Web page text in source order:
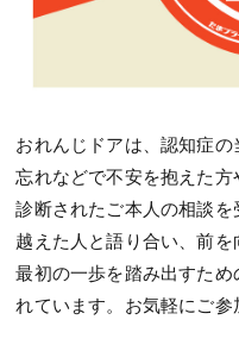
おれんじドアは、認知症
忘れなどで不安を抱えた方
診断されたご本人の相談
越えた人と語り合い、前を
最初の一歩を踏み出すた
れています。お気軽にご参